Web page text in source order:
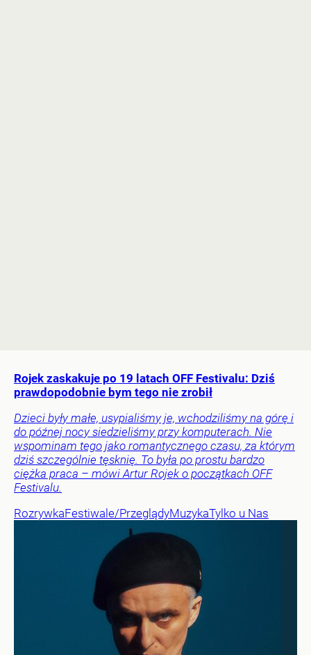
Rojek zaskakuje po 19 latach OFF Festivalu: Dziś
prawdopodobnie bym tego nie zrobił
Dzieci były małe, usypialiśmy je, wchodziliśmy na górę i
do późnej nocy siedzieliśmy przy komputerach. Nie
wspominam tego jako romantycznego czasu, za którym
dziś szczególnie tęsknię. To była po prostu bardzo
ciężka praca – mówi Artur Rojek o początkach OFF
Festivalu.
RozrywkaFestiwale/PrzeglądyMuzykaTylko u Nas